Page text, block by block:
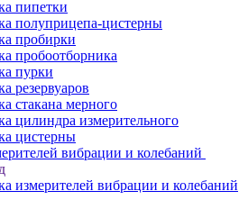
пипетки
полуприцепа-цистерны
пробирки
пробоотборника
пурки
резервуаров
стакана мерного
цилиндра измерительного
цистерны
вибрации и колебаний
измерителей вибрации и колебаний